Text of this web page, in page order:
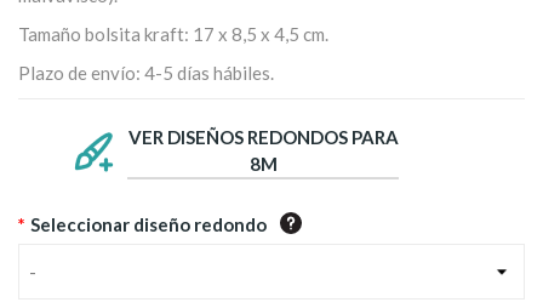
Tamaño bolsita kraft: 17 x 8,5 x 4,5 cm.
Plazo de envío: 4-5 días hábiles.
VER DISEÑOS REDONDOS PARA
8M
* Seleccionar diseño redondo
-